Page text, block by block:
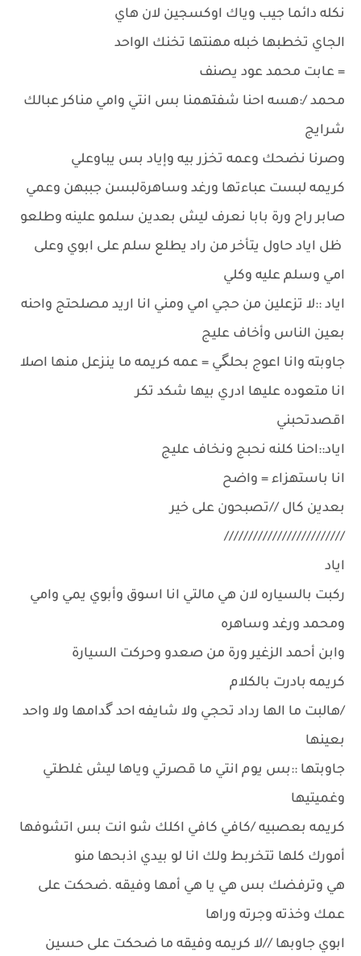
نكله دائما جيب وياك اوكسجين لان هاي
الجاي تخطبها خبله مهنتها تخنك الواحد
= عابت محمد عود يصنف
محمد /:هسه احنا شفتهمنا بس انتي وامي مناكر عبالك
شرايج
وصرنا نضحك وعمه تخزر بيه وإياد بس يباوعلي
كريمه لبست عباءتها ورغد وساهرةلبسن جببهن وعمي
صابر راح ورة بابا نعرف ليش بعدين سلمو علينه وطلعو
ظل اياد حاول يتأخر من راد يطلع سلم على ابوي وعلى
امي وسلم عليه وكلي
اياد ::لا تزعلين من حجي امي ومني انا اريد مصلحتج واحنه
بعين الناس وأخاف عليج
جاوبته وانا اعوج بحلگي = عمه كريمه ما ينزعل منها اصلا
انا متعوده عليها ادري بيها شكد تكر
اقصدتحبني
اياد::احنا كلنه نحبج ونخاف عليج
انا باستهزاء = واضح
بعدين كال //تصبحون على خير
/////////////////////////
اياد
ركبت بالسياره لان هي مالتي انا اسوق وأبوي يمي وامي
ومحمد ورغد وساهره
وابن أحمد الزغير ورة من صعدو وحركت السيارة
كريمه بادرت بالكلام
/هالبت ما الها رداد تحجي ولا شايفه احد گدامها ولا واحد
بعينها
جاوبتها ::بس يوم انتي ما قصرتي وياها ليش غلطتي
وغميتيها
كريمه بعصبيه /كافي كافي اكلك شو انت بس اتشوفها
أمورك كلها تتخربط ولك انا لو بيدي اذبحها منو
هي وترفضك بس هي يا هي أمها وفيقه .ضحكت على
عمك وخذته وجرته وراها
ابوي جاوبها //لا كريمه وفيقه ما ضحكت على حسين